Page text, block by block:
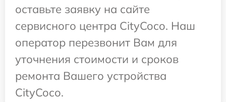
оставьте заявку на сайте
сервисного центра CityCoco. Наш
оператор перезвонит Вам для
уточнения стоимости и сроков
ремонта Вашего устройства
CityCoco.